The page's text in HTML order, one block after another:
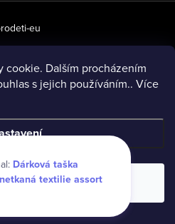
cookie. Dalším procházením
s jejich používáním.. Více
eu
. Všechna práva vyhrazena.
Dárková taška
textilie assort